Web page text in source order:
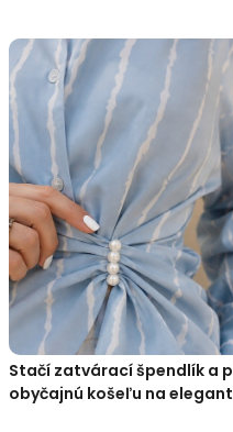
Stačí zatvárací špendlík a
obyčajnú košeľu na